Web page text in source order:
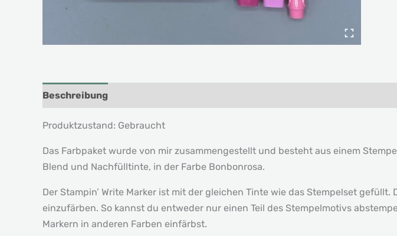
Beschreibung
Produktzustand: Gebraucht
Das Farbpaket wurde von mir zusammengestellt und besteht aus einem
Blend und Nachfülltinte, in der Farbe Bonbonrosa.
Der Stampin’ Write Marker ist mit der gleichen Tinte wie das Stempelset
einzufärben. So kannst du entweder nur einen Teil des Stempelmotivs
Markern in anderen Farben einfärbst.